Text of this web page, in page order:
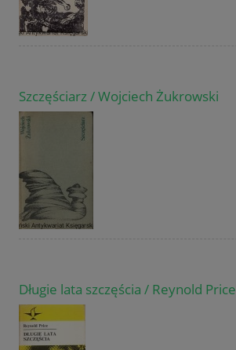
Szczęściarz / Wojciech Żukrowski
Długie lata szczęścia / Reynold Price